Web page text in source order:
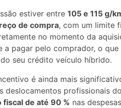
estiver entre 105 e 115 g/
de compra, com um limite
no momento da
a pagar pelo comprador, o
seu crédito veículo híbrido.
é ainda mais
deslocamentos profissionais
fiscal de até 90 % nas